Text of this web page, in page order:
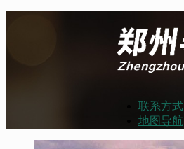
联系方式
地图导航